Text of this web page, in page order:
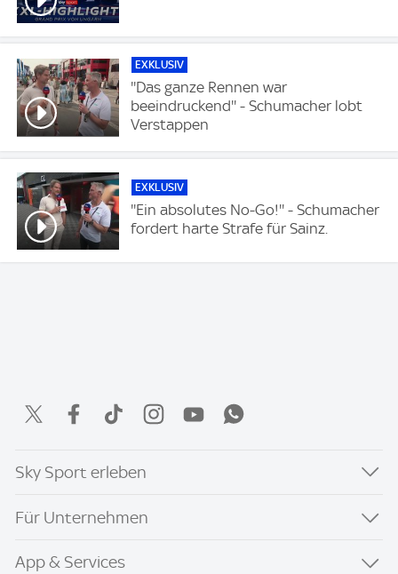
EXKLUSIV
''Das ganze Rennen war
beeindruckend'' - Schumacher lobt
Verstappen
EXKLUSIV
''Ein absolutes No-Go!'' - Schumacher
fordert harte Strafe für Sainz.
Sky Sport erleben
Für Unternehmen
App & Services